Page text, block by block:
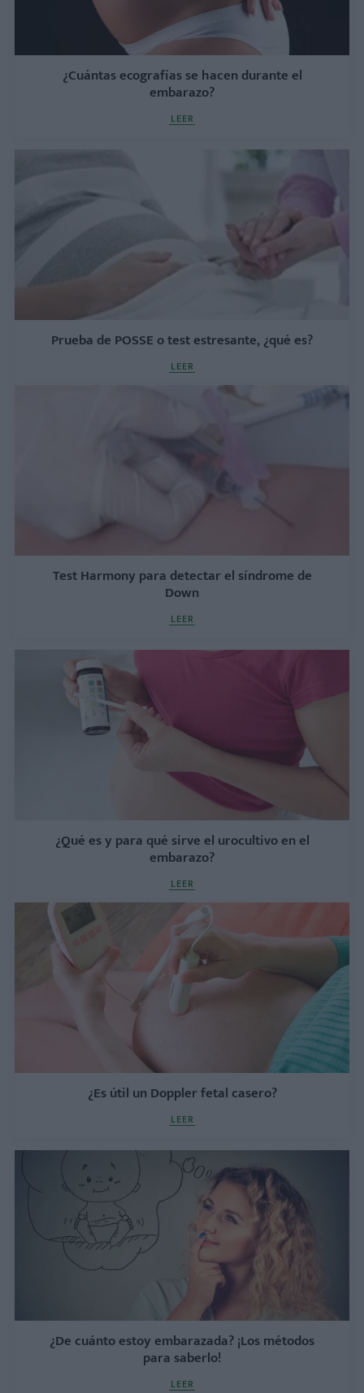
¿Cuántas ecografías se hacen durante el
embarazo?
LEER
Prueba de POSSE o test estresante, ¿qué es?
LEER
Test Harmony para detectar el síndrome de
Down
LEER
¿Qué es y para qué sirve el urocultivo en el
embarazo?
LEER
¿Es útil un Doppler fetal casero?
LEER
¿De cuánto estoy embarazada? ¡Los métodos
para saberlo!
LEER